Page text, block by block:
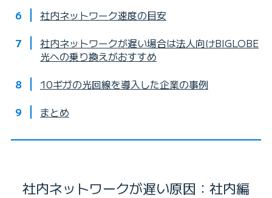
社内ネットワーク速度の目安
社内ネットワークが遅い場合は法人向けBIGLOBE
光への乗り換えがおすすめ
10ギガの光回線を導入した企業の事例
まとめ
社内ネットワークが遅い原因：社内編